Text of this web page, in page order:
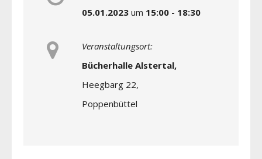
05.01.2023 um 15:00 - 18:30
Veranstaltungsort:
Bücherhalle Alstertal,
Heegbarg 22,
Poppenbüttel